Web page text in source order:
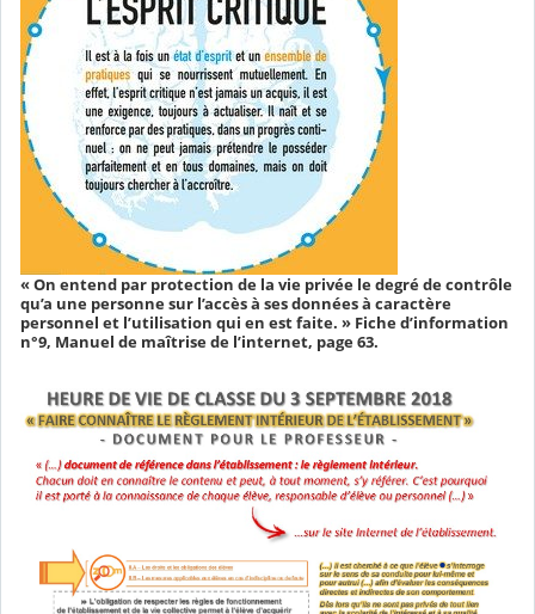
« On entend par protection de la vie privée le degré de contrôle
qu’a une personne sur l’accès à ses données à caractère
personnel et l’utilisation qui en est faite. » Fiche d’information
n°9, Manuel de maîtrise de l’internet, page 63.